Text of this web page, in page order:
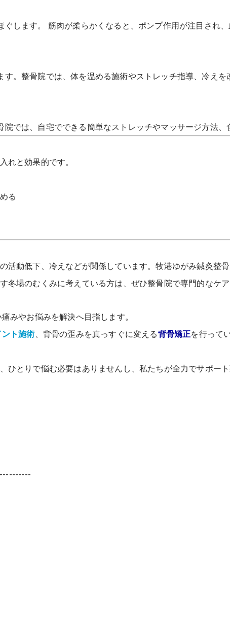
します。 筋肉が柔らかくなると、ポンプ作用が注目され
。整骨院では、体を温める施術やストレッチ指導、冷えを
では、自宅でできる簡単なストレッチやマッサージ方法、
れと効果的です。
る
活動低下、冷えなどが関係しています。牧港ゆがみ鍼灸整
冬場のむくみに考えている方は、ぜひ整骨院で専門的なケ
みやお悩みを解決へ目指します。
ント施術、背骨の歪みを真っすぐに変える背骨矯正を行って
ひとりで悩む必要はありませんし、私たちが全力でサポー